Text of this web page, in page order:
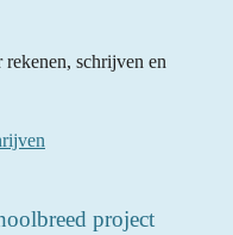
schrijven en
project